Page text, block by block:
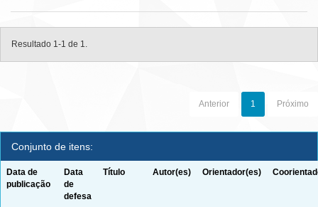
Resultado 1-1 de 1.
Anterior 1 Próximo
Conjunto de itens:
Data de
publicação
Data
de
defesa
Título Autor(es) Orientador(es)